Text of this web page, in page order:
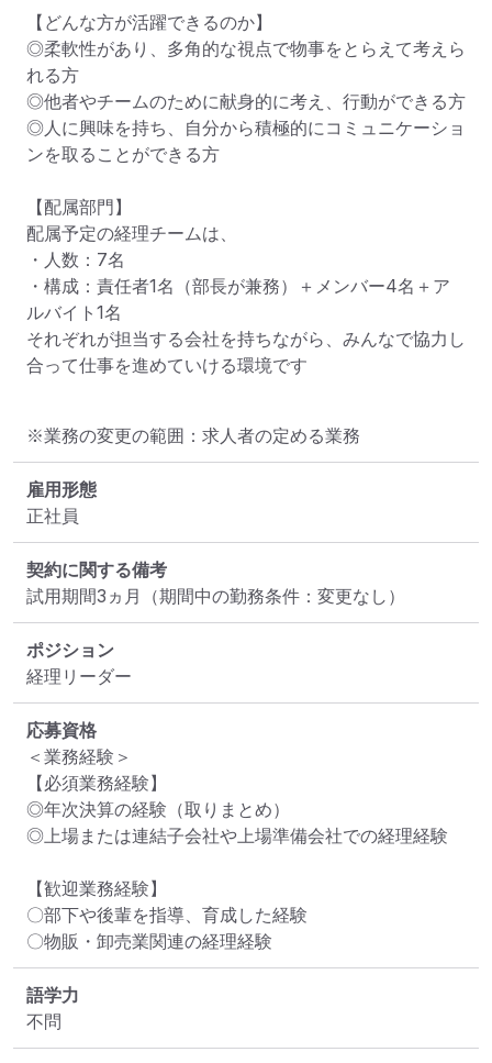
【どんな方が活躍できるのか】
◎柔軟性があり、多角的な視点で物事をとらえて考えら
れる方
◎他者やチームのために献身的に考え、行動ができる方
◎人に興味を持ち、自分から積極的にコミュニケーショ
ンを取ることができる方
【配属部門】
配属予定の経理チームは、
・人数：7名
・構成：責任者1名（部長が兼務）＋メンバー4名＋ア
ルバイト1名
それぞれが担当する会社を持ちながら、みんなで協力し
合って仕事を進めていける環境です
※業務の変更の範囲：求人者の定める業務
雇用形態
正社員
契約に関する備考
試用期間3ヵ月（期間中の勤務条件：変更なし）
ポジション
経理リーダー
応募資格
＜業務経験＞
【必須業務経験】
◎年次決算の経験（取りまとめ）
◎上場または連結子会社や上場準備会社での経理経験
【歓迎業務経験】
〇部下や後輩を指導、育成した経験
〇物販・卸売業関連の経理経験
語学力
不問